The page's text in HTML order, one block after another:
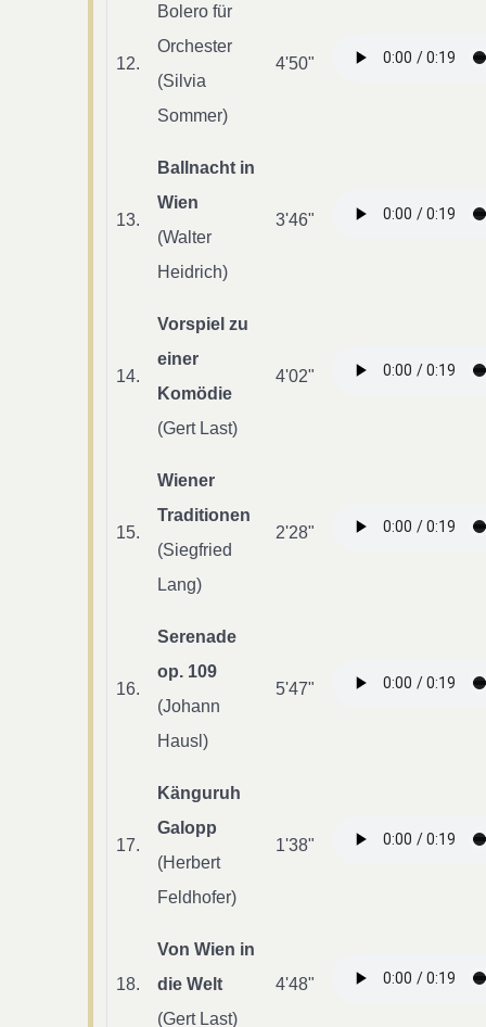
12.
Bolero für
Orchester
(Silvia
Sommer)
4'50"
13.
Ballnacht in
Wien
(Walter
Heidrich)
3'46"
14.
Vorspiel zu
einer
Komödie
(Gert Last)
4'02"
15.
Wiener
Traditionen
(Siegfried
Lang)
2'28"
16.
Serenade
op. 109
(Johann
Hausl)
5'47"
17.
Känguruh
Galopp
(Herbert
Feldhofer)
1'38"
18.
Von Wien in
die Welt
(Gert Last)
4'48"